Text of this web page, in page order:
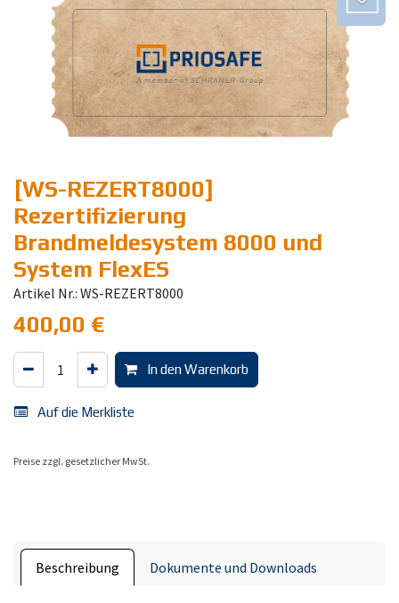
[WS-REZERT8000]
Rezertifizierung
Brandmeldesystem 8000 und
System FlexES
Artikel Nr.: WS-REZERT8000
400,00 €
In den Warenkorb
Auf die Merkliste
Preise zzgl. gesetzlicher MwSt.
Beschreibung Dokumente und Downloads